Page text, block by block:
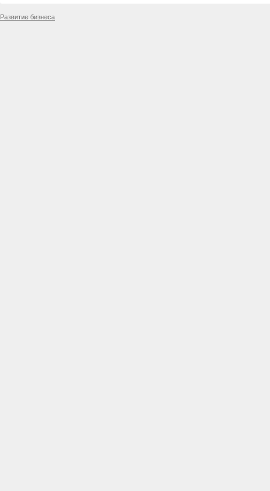
Развитие бизнеса